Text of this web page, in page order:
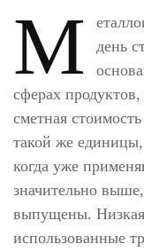
М
день
сферах
сметная
такой же
когда уже
значительно
выпущены. Низкая
использованные